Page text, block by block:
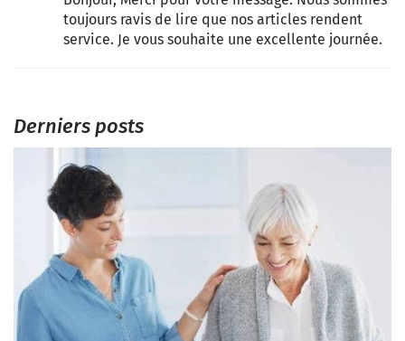
toujours ravis de lire que nos articles rendent
service. Je vous souhaite une excellente journée.
Derniers posts